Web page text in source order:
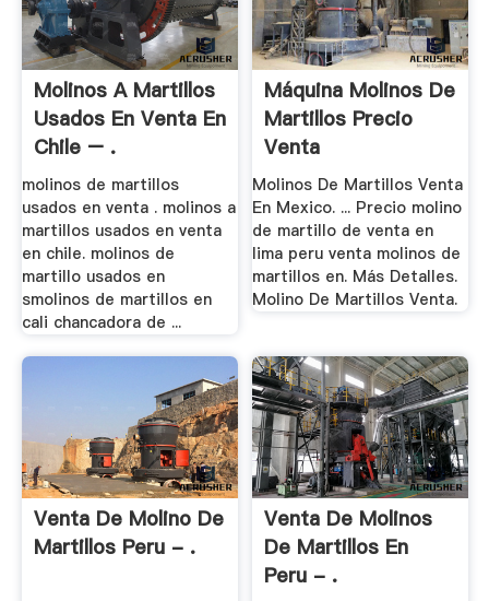
Molinos A Martillos
Usados En Venta En
Chile – .
molinos de martillos
usados en venta . molinos a
martillos usados en venta
en chile. molinos de
martillo usados en
smolinos de martillos en
cali chancadora de ...
Máquina Molinos De
Martillos Precio
Venta
Molinos De Martillos Venta
En Mexico. ... Precio molino
de martillo de venta en
lima peru venta molinos de
martillos en. Más Detalles.
Molino De Martillos Venta.
Venta De Molino De
Martillos Peru - .
Venta De Molinos
De Martillos En
Peru - .